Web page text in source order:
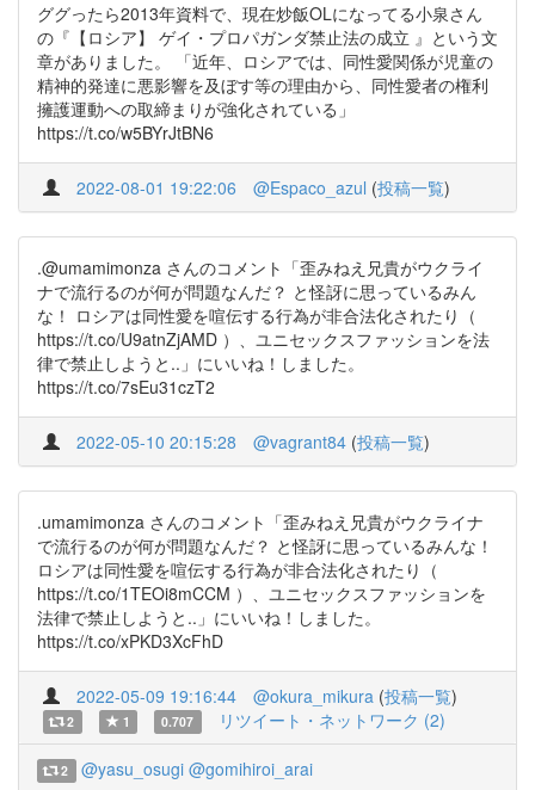
ググったら2013年資料で、現在炒飯OLになってる小泉さん
の『【ロシア】 ゲイ・プロパガンダ禁止法の成立 』という文
章がありました。 「近年、ロシアでは、同性愛関係が児童の
精神的発達に悪影響を及ぼす等の理由から、同性愛者の権利
擁護運動への取締まりが強化されている」
https://t.co/w5BYrJtBN6
2022-08-01 19:22:06 @Espaco_azul (投稿一覧)
.@umamimonza さんのコメント「歪みねえ兄貴がウクライ
ナで流行るのが何が問題なんだ？ と怪訝に思っているみん
な！ ロシアは同性愛を喧伝する行為が非合法化されたり（
https://t.co/U9atnZjAMD ）、ユニセックスファッションを法
律で禁止しようと..」にいいね！しました。
https://t.co/7sEu31czT2
2022-05-10 20:15:28 @vagrant84 (投稿一覧)
.umamimonza さんのコメント「歪みねえ兄貴がウクライナ
で流行るのが何が問題なんだ？ と怪訝に思っているみんな！
ロシアは同性愛を喧伝する行為が非合法化されたり（
https://t.co/1TEOi8mCCM ）、ユニセックスファッションを
法律で禁止しようと..」にいいね！しました。
https://t.co/xPKD3XcFhD
2022-05-09 19:16:44 @okura_mikura (投稿一覧)
2 1 0.707 リツイート・ネットワーク (2)
2 @yasu_osugi @gomihiroi_arai